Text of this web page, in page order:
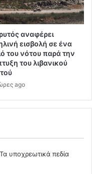
αναφέρει
εισβολή σε ένα
του νότου παρά την
του λιβανικού
ago
Τα υποχρεωτικά πεδία